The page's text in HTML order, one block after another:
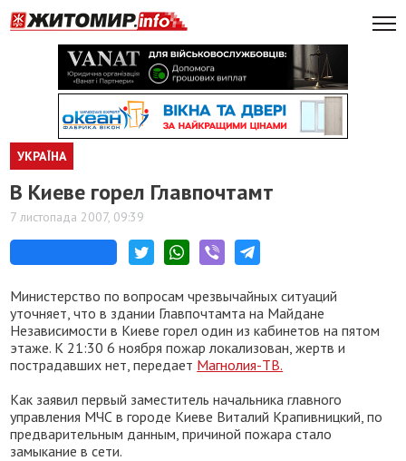
УКРАЇНА
В Киеве горел Главпочтамт
7 листопада 2007, 09:39
Министерство по вопросам чрезвычайных ситуаций
уточняет, что в здании Главпочтамта на Майдане
Независимости в Киеве горел один из кабинетов на пятом
этаже. К 21:30 6 ноября пожар локализован, жертв и
пострадавших нет, передает Магнолия-ТВ.
Как заявил первый заместитель начальника главного
управления МЧС в городе Киеве Виталий Крапивницкий, по
предварительным данным, причиной пожара стало
замыкание в сети.